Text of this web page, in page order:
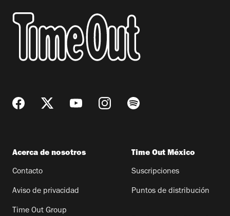
Acerca de nosotros
Contacto
Aviso de privacidad
Time Out Group
Time Out México
Suscripciones
Puntos de distribución